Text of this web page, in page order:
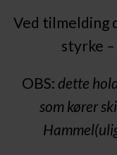
Ved tilmelding
styrke
OBS: dette
som kører